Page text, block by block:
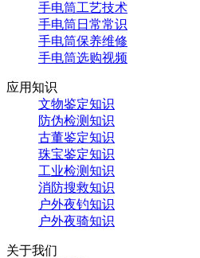
手电筒工艺技术
手电筒日常常识
手电筒保养维修
手电筒选购视频
应用知识
文物鉴定知识
防伪检测知识
古董鉴定知识
珠宝鉴定知识
工业检测知识
消防搜救知识
户外夜钓知识
户外夜骑知识
关于我们